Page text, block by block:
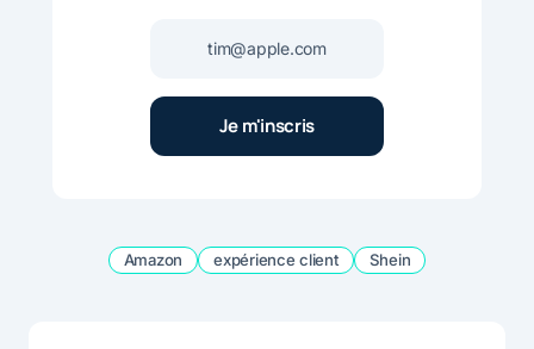
Amazon expérience client Shein